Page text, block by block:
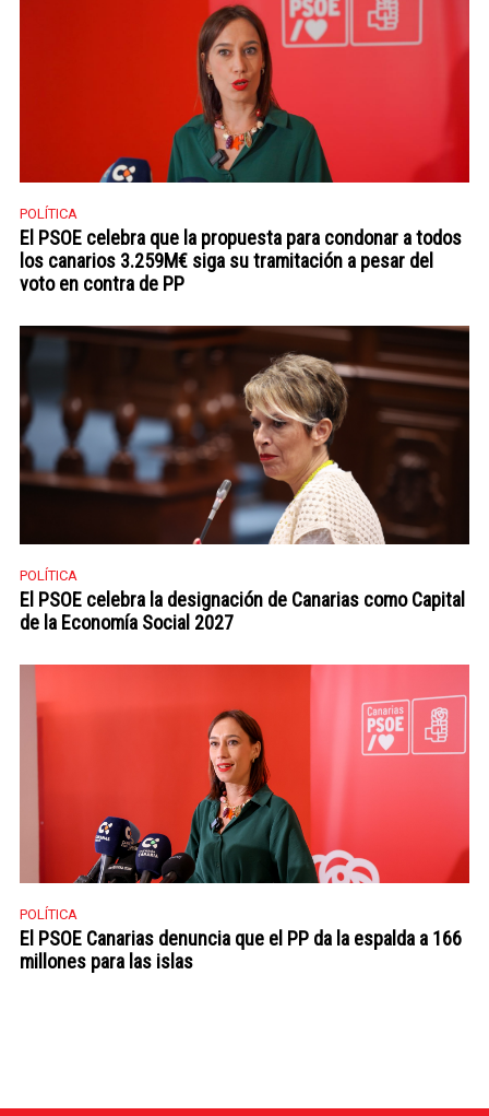
POLÍTICA
El PSOE celebra que la propuesta para condonar a todos
los canarios 3.259M€ siga su tramitación a pesar del
voto en contra de PP
POLÍTICA
El PSOE celebra la designación de Canarias como Capital
de la Economía Social 2027
POLÍTICA
El PSOE Canarias denuncia que el PP da la espalda a 166
millones para las islas